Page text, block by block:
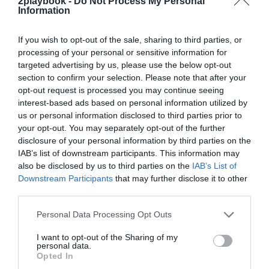
Information
If you wish to opt-out of the sale, sharing to third parties, or
processing of your personal or sensitive information for
targeted advertising by us, please use the below opt-out
section to confirm your selection. Please note that after your
opt-out request is processed you may continue seeing
interest-based ads based on personal information utilized by
us or personal information disclosed to third parties prior to
your opt-out. You may separately opt-out of the further
disclosure of your personal information by third parties on the
IAB’s list of downstream participants. This information may
also be disclosed by us to third parties on the IAB’s List of
Downstream Participants that may further disclose it to other
Personal Data Processing Opt Outs
I want to opt-out of the Sharing of my
personal data.
Opted In
Unido, donde opera cien instalaciones deportivas y
Bélgica, Holanda, España, Alemania y Francia, dos
mercados en los que creció en 2019 y 2020.
Relacionado
Barcelona tras la fusión con los clubes de la Ufec
En cuanto a Áccura, esta nueva desinversión se
suma a las ya realizadas en los últimos meses
los que ha pasado de una decena de proyectos y claros
planes de expansión a quedarse únicamente con tres
clubes en Barcelona y su área de influencia: uno en
Sant Boi y otro en Tordera, esta concesión
A principios de 2020 vendió a Altafit el gimnasio que
segmentolow cost, mientras que a finales de ese
mismo añocerró definitivamente el club que en 2017
adquirió a Holmes Place